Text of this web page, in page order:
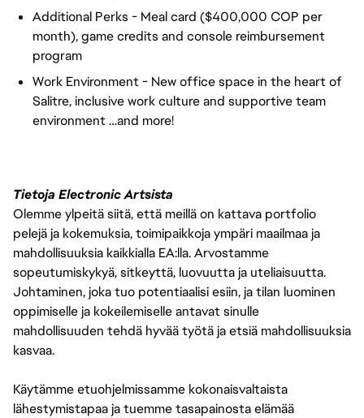
Additional Perks - Meal card ($400,000 COP per
month), game credits and console reimbursement
program
Work Environment - New office space in the heart of
Salitre, inclusive work culture and supportive team
environment …and more!
Tietoja Electronic Artsista
Olemme ylpeitä siitä, että meillä on kattava portfolio
pelejä ja kokemuksia, toimipaikkoja ympäri maailmaa ja
mahdollisuuksia kaikkialla EA:lla. Arvostamme
sopeutumiskykyä, sitkeyttä, luovuutta ja uteliaisuutta.
Johtaminen, joka tuo potentiaalisi esiin, ja tilan luominen
oppimiselle ja kokeilemiselle antavat sinulle
mahdollisuuden tehdä hyvää työtä ja etsiä mahdollisuuksia
kasvaa.
Käytämme etuohjelmissamme kokonaisvaltaista
lähestymistapaa ja tuemme tasapainosta elämää